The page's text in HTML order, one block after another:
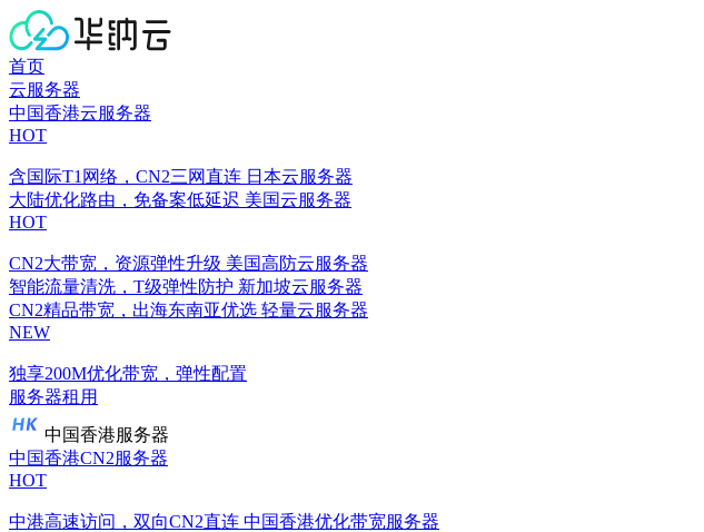
首页
云服务器
中国香港云服务器
HOT
含国际T1网络，CN2三网直连 日本云服务器
大陆优化路由，免备案低延迟 美国云服务器
HOT
CN2大带宽，资源弹性升级 美国高防云服务器
智能流量清洗，T级弹性防护 新加坡云服务器
CN2精品带宽，出海东南亚优选 轻量云服务器
NEW
独享200M优化带宽，弹性配置
服务器租用
中国香港服务器
中国香港CN2服务器
HOT
中港高速访问，双向CN2直连 中国香港优化带宽服务器